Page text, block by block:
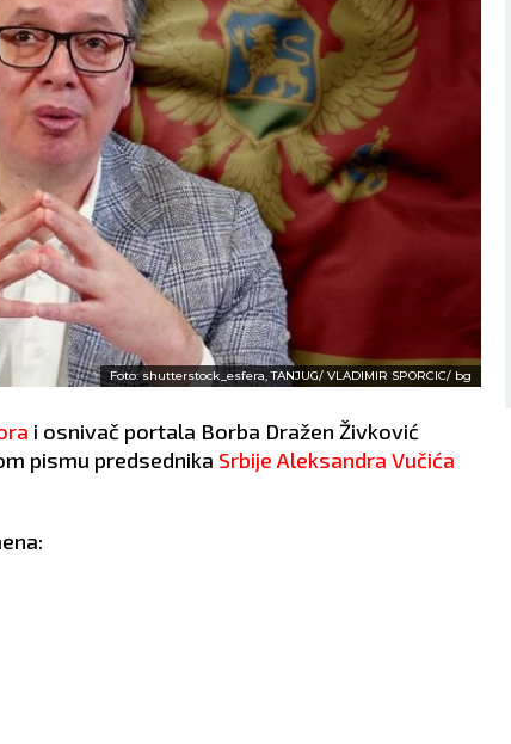
Foto: shutterstock_esfera, TANJUG/ VLADIMIR SPORCIC/ bg
i osnivač portala Borba Dražen Živković
pismu predsednika Srbije Aleksandra Vučića